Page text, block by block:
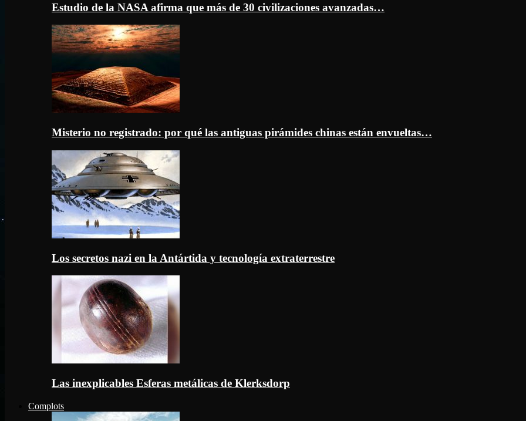
Estudio de la NASA afirma que más de 30 civilizaciones avanzadas…
Misterio no registrado: por qué las antiguas pirámides chinas están envueltas…
Los secretos nazi en la Antártida y tecnología extraterrestre
Las inexplicables Esferas metálicas de Klerksdorp
Complots